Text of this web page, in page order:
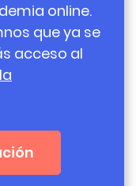
online.
que ya se
acceso al